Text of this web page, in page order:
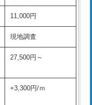
11,000円
現地調査
27,500円～
+3,300円/ｍ